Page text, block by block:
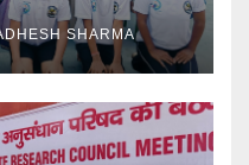
SHARMA